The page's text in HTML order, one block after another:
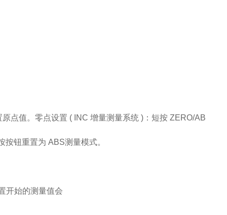
点值。零点设置 ( INC 增量测量系统 )：短按 ZERO/AB
钮重置为 ABS测量模式。
开始的测量值会